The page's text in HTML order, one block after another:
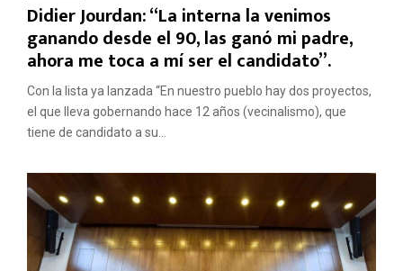
Didier Jourdan: “La interna la venimos
ganando desde el 90, las ganó mi padre,
ahora me toca a mí ser el candidato”.
Con la lista ya lanzada “En nuestro pueblo hay dos proyectos,
el que lleva gobernando hace 12 años (vecinalismo), que
tiene de candidato a su...